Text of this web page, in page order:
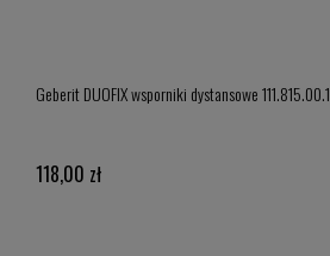
Geberit DUOFIX wsporniki dystansowe 111.815.00.1
118,00 zł